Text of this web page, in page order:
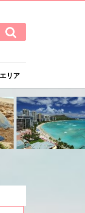
検
索
す
リア